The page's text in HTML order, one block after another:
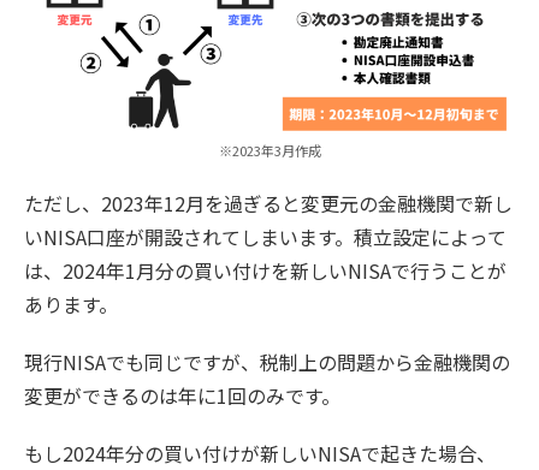
※2023年3月作成
ただし、2023年12月を過ぎると変更元の金融機関で新し
いNISA口座が開設されてしまいます。積立設定によって
は、2024年1月分の買い付けを新しいNISAで行うことが
あります。
現行NISAでも同じですが、税制上の問題から金融機関の
変更ができるのは年に1回のみです。
もし2024年分の買い付けが新しいNISAで起きた場合、